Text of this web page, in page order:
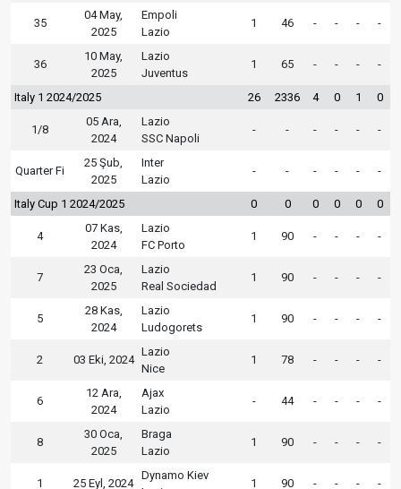
35
04 May,
2025
Empoli
Lazio
1 46 - - - -
36
10 May,
2025
Lazio
Juventus
1 65 - - - -
Italy 1 2024/2025 26 2336 4 0 1 0
1/8
05 Ara,
2024
Lazio
SSC Napoli
- - - - - -
Quarter Fi
25 Şub,
2025
Inter
Lazio
- - - - - -
Italy Cup 1 2024/2025 0 0 0 0 0 0
4
07 Kas,
2024
Lazio
FC Porto
1 90 - - - -
7
23 Oca,
2025
Lazio
Real Sociedad
1 90 - - - -
5
28 Kas,
2024
Lazio
Ludogorets
1 90 - - - -
2 03 Eki, 2024
Lazio
Nice
1 78 - - - -
6
12 Ara,
2024
Ajax
Lazio
- 44 - - - -
8
30 Oca,
2025
Braga
Lazio
1 90 - - - -
1 25 Eyl, 2024
Dynamo Kiev
1 90 - - - -